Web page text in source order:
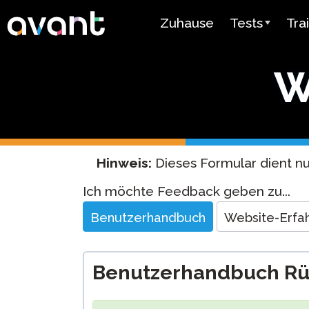
Skip to main content
Zuhause
Tests
Spanisch als
Test
Hinweis: Dieses Formular dient
Website
Feedback
Ich möchte Feedback geben zu...
Benutzerhandbuch Website-
Benutzerhandbuch